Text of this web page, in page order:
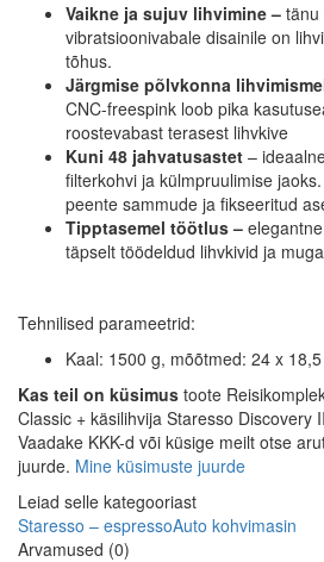
Vaikne ja sujuv lihvimine – tänu
vibratsioonivabale disainile on
tõhus.
Järgmise põlvkonna
CNC-freespink loob pika
roostevabast terasest lihvkive
Kuni 48 jahvatusastet –
filterkohvi ja külmpruulimise
peente sammude ja fikseeritud
Tipptasemel töötlus –
täpselt töödeldud lihvkivid ja
Tehnilised parameetrid:
Kaal: 1500 g, mõõtmed: 24 x
Kas teil on küsimus toote
Classic + käsilihvija Staresso Discovery
Vaadake KKK-d või küsige meilt otse
juurde. Mine küsimuste juurde
Leiad selle kategooriast
Staresso – espressoAuto kohvimasin
Arvamused (0)